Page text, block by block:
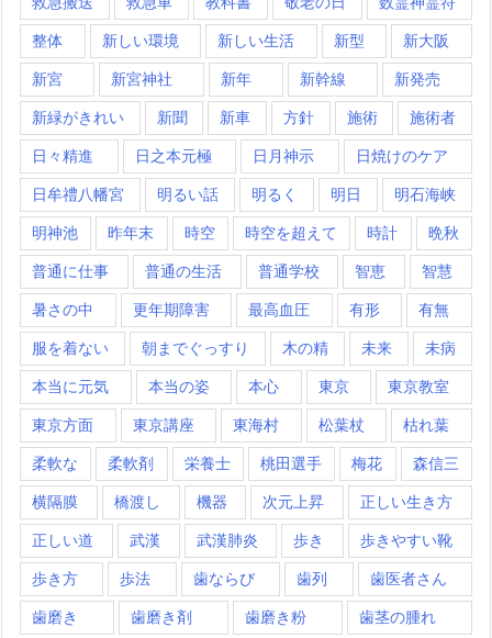
整体 新しい環境 新しい生活 新型 新大阪
新宮 新宮神社 新年 新幹線 新発売
新緑がきれい 新聞 新車 方針 施術 施術者
日々精進 日之本元極 日月神示 日焼けのケア
日牟禮八幡宮 明るい話 明るく 明日 明石海峡
明神池 昨年末 時空 時空を超えて 時計 晩秋
普通に仕事 普通の生活 普通学校 智恵 智慧
暑さの中 更年期障害 最高血圧 有形 有無
服を着ない 朝までぐっすり 木の精 未来 未病
本当に元気 本当の姿 本心 東京 東京教室
東京方面 東京講座 東海村 松葉杖 枯れ葉
柔軟な 柔軟剤 栄養士 桃田選手 梅花 森信三
横隔膜 橋渡し 機器 次元上昇 正しい生き方
正しい道 武漢 武漢肺炎 歩き 歩きやすい靴
歩き方 歩法 歯ならび 歯列 歯医者さん
歯磨き 歯磨き剤 歯磨き粉 歯茎の腫れ